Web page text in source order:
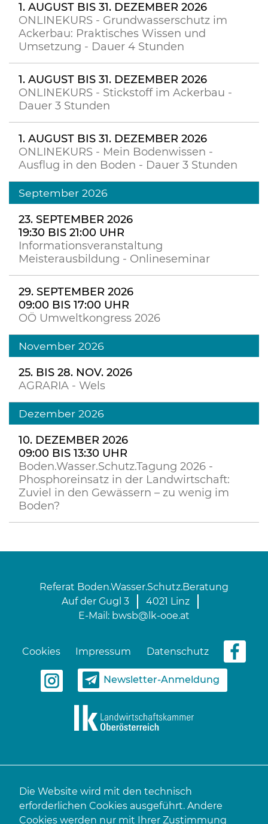
1. AUGUST BIS 31. DEZEMBER 2026
ONLINEKURS - Grundwasserschutz im
Ackerbau: Praktisches Wissen und
Umsetzung - Dauer 4 Stunden
1. AUGUST BIS 31. DEZEMBER 2026
ONLINEKURS - Stickstoff im Ackerbau -
Dauer 3 Stunden
1. AUGUST BIS 31. DEZEMBER 2026
ONLINEKURS - Mein Bodenwissen -
Ausflug in den Boden - Dauer 3 Stunden
September 2026
23. SEPTEMBER 2026
19:30 BIS 21:00 UHR
Informationsveranstaltung
Meisterausbildung - Onlineseminar
29. SEPTEMBER 2026
09:00 BIS 17:00 UHR
OÖ Umweltkongress 2026
November 2026
25. BIS 28. NOV. 2026
AGRARIA - Wels
Dezember 2026
10. DEZEMBER 2026
09:00 BIS 13:30 UHR
Boden.Wasser.Schutz.Tagung 2026 -
Phosphoreinsatz in der Landwirtschaft:
Zuviel in den Gewässern – zu wenig im
Boden?
Referat Boden.Wasser.Schutz.Beratung
Auf der Gugl 3
4021 Linz
E-Mail: bwsb@lk-ooe.at
Cookies Impressum Datenschutz
Newsletter-Anmeldung
Die Website wird mit den technisch
erforderlichen Cookies ausgeführt. Andere
Cookies werden nur mit Ihrer Zustimmung